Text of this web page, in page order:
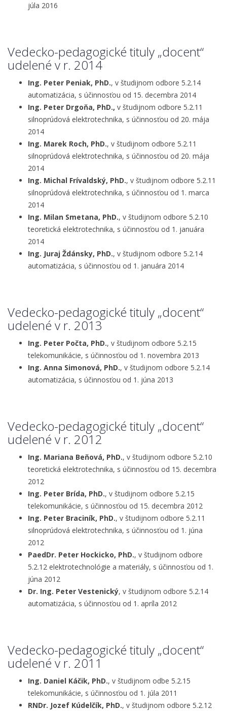
júla 2016
Vedecko-pedagogické tituly „docent“
udelené v r. 2014
Ing. Peter Peniak, PhD., v študijnom odbore 5.2.14
automatizácia, s účinnosťou od 15. decembra 2014
Ing. Peter Drgoňa, PhD., v študijnom odbore 5.2.11
silnoprúdová elektrotechnika, s účinnosťou od 20. mája
2014
Ing. Marek Roch, PhD., v študijnom odbore 5.2.11
silnoprúdová elektrotechnika, s účinnosťou od 20. mája
2014
Ing. Michal Frívaldský, PhD., v študijnom odbore 5.2.11
silnoprúdová elektrotechnika, s účinnosťou od 1. marca
2014
Ing. Milan Smetana, PhD., v študijnom odbore 5.2.10
teoretická elektrotechnika, s účinnosťou od 1. januára
2014
Ing. Juraj Ždánsky, PhD., v študijnom odbore 5.2.14
automatizácia, s účinnosťou od 1. januára 2014
Vedecko-pedagogické tituly „docent“
udelené v r. 2013
Ing. Peter Počta, PhD., v študijnom odbore 5.2.15
telekomunikácie, s účinnosťou od 1. novembra 2013
Ing. Anna Simonová, PhD., v študijnom odbore 5.2.14
automatizácia, s účinnosťou od 1. júna 2013
Vedecko-pedagogické tituly „docent“
udelené v r. 2012
Ing. Mariana Beňová, PhD., v študijnom odbore 5.2.10
teoretická elektrotechnika, s účinnosťou od 15. decembra
2012
Ing. Peter Brída, PhD., v študijnom odbore 5.2.15
telekomunikácie, s účinnosťou od 15. decembra 2012
Ing. Peter Braciník, PhD., v študijnom odbore 5.2.11
silnoprúdová elektrotechnika, s účinnosťou od 1. júna
2012
PaedDr. Peter Hockicko, PhD., v študijnom odbore
5.2.12 elektrotechnológie a materiály, s účinnosťou od 1.
júna 2012
Dr. Ing. Peter Vestenický, v študijnom odbore 5.2.14
automatizácia, s účinnosťou od 1. apríla 2012
Vedecko-pedagogické tituly „docent“
udelené v r. 2011
Ing. Daniel Káčik, PhD., v študijnom odbe 5.2.15
telekomunikácie, s účinnosťou od 1. júla 2011
RNDr. Jozef Kúdelčík, PhD., v študijnom odbore 5.2.12